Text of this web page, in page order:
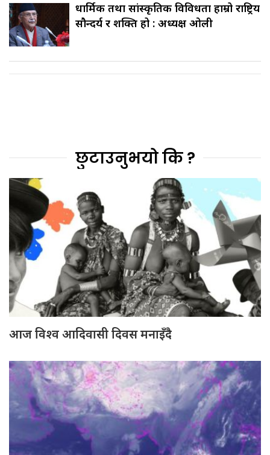
धार्मिक तथा सांस्कृतिक विविधता हाम्रो राष्ट्रिय
सौन्दर्य र शक्ति हो : अध्यक्ष ओली
छुटाउनुभयो कि ?
आज विश्व आदिवासी दिवस मनाइँदै